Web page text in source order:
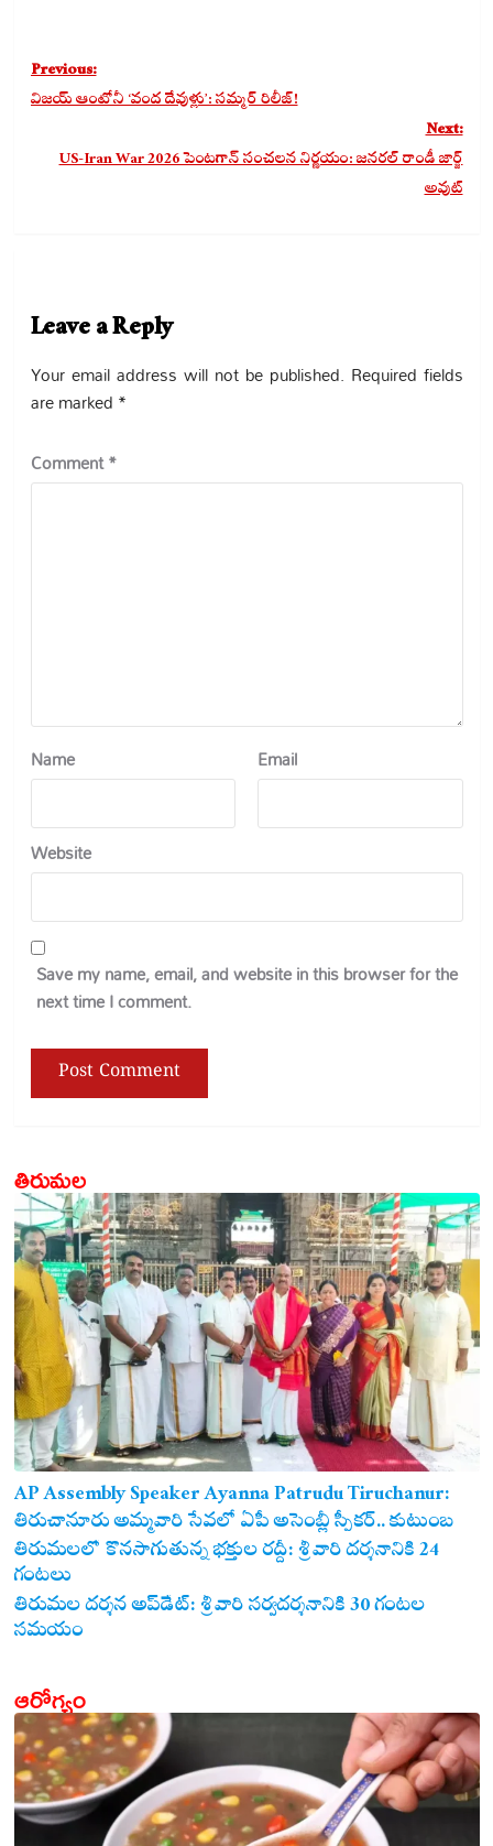
Post
navigation
Previous:
విజయ్ ఆంటోనీ ‘వంద దేవుళ్లు’: సమ్మర్ రిలీజ్!
Next:
US-Iran War 2026 పెంటగాన్ సంచలన నిర్ణయం: జనరల్ రాండీ జార్జ్
అవుట్
Leave a Reply
Your email address will not be published. Required fields
are marked *
Comment*
Name Email
Website
Save my name, email, and website in this browser for the
next time I comment.
తిరుమల
AP Assembly Speaker Ayanna Patrudu Tiruchanur:
తిరుచానూరు అమ్మవారి సేవలో ఏపీ అసెంబ్లీ స్పీకర్.. కుటుంబ
సమేతంగా దర్శించుకున్న అయ్యన్నపాత్రుడు!
తిరుమలలో కొనసాగుతున్న భక్తుల రద్దీ: శ్రీవారి దర్శనానికి 24
గంటలు
తిరుమల దర్శన అప్‌డేట్: శ్రీవారి సర్వదర్శనానికి 30 గంటల
సమయం
ఆరోగ్యం